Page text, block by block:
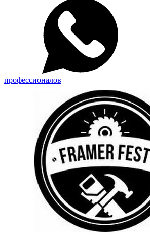
профессионалов